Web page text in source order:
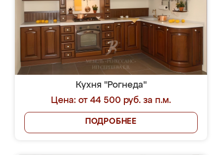
Кухня "Рогнеда"
Цена: от 44 500 руб. за п.м.
ПОДРОБНЕЕ